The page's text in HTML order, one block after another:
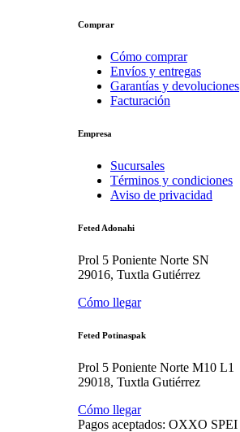
Comprar
Cómo comprar
Envíos y entregas
Garantías y devoluciones
Facturación
Empresa
Sucursales
Términos y condiciones
Aviso de privacidad
Feted Adonahi
Prol 5 Poniente Norte SN
29016, Tuxtla Gutiérrez
Cómo llegar
Feted Potinaspak
Prol 5 Poniente Norte M10 L1
29018, Tuxtla Gutiérrez
Cómo llegar
Pagos aceptados: OXXO SPEI